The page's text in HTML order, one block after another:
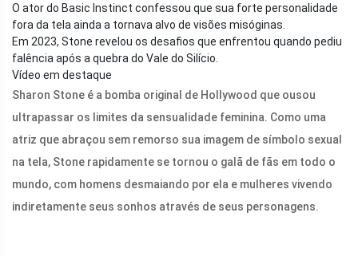
O ator do Basic Instinct confessou que sua forte personalidade
fora da tela ainda a tornava alvo de visões misóginas.
Em 2023, Stone revelou os desafios que enfrentou quando pediu
falência após a quebra do Vale do Silício.
Vídeo em destaque
Sharon Stone é a bomba original de Hollywood que ousou
ultrapassar os limites da sensualidade feminina. Como uma
atriz que abraçou sem remorso sua imagem de símbolo sexual
na tela, Stone rapidamente se tornou o galã de fãs em todo o
mundo, com homens desmaiando por ela e mulheres vivendo
indiretamente seus sonhos através de seus personagens.